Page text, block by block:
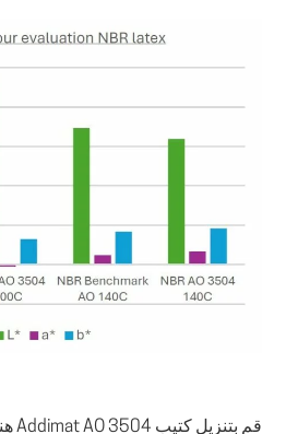
قم بتنزيل كتيب Addimat AO 3504 هنا.